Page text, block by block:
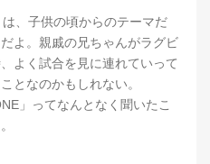
、子供の頃からのテーマだ
よ。親戚の兄ちゃんがラグビ
よく試合を見に連れていって
となのかもしれない。
」ってなんとなく聞いたこ